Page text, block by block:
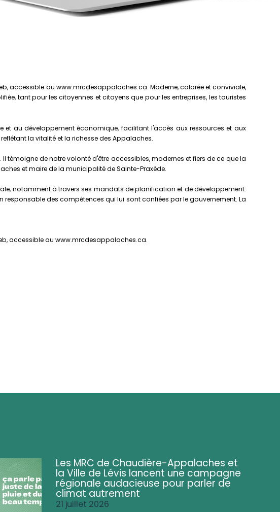
accessible au www.mrcdesappalaches.ca. Moderne, colorée et conviviale,
tant pour les citoyennes et citoyens que pour les entreprises, les touristes
et au développement économique, facilitant l'accès aux ressources et aux
la vitalité et la richesse des Appalaches.
témoigne de notre volonté d'être accessibles, modernes et fiers de ce que la
et maire de la municipalité de Sainte-Praxède.
notamment à travers ses mandats de planification et de développement.
des compétences qui lui sont confiées par le gouvernement. La
accessible au www.mrcdesappalaches.ca.
Les MRC de Chaudière-Appalaches et
la Ville de Lévis lancent une campagne
régionale audacieuse pour parler de
climat autrement
21 juillet 2026